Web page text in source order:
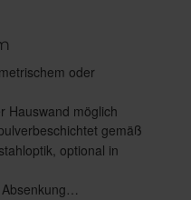
oder
Hauswand möglich
gemäß
optional in